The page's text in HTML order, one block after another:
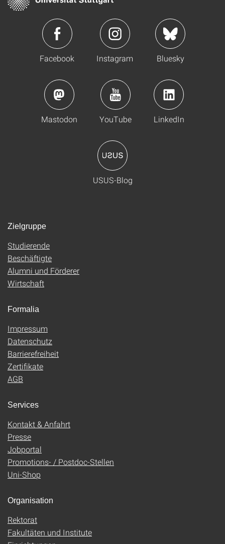
Facebook Instagram Bluesky
Mastodon YouTube LinkedIn
USUS-Blog
Zielgruppe
Studierende
Beschäftigte
Alumni und Förderer
Wirtschaft
Formalia
Impressum
Datenschutz
Barrierefreiheit
Zertifikate
AGB
Services
Kontakt & Anfahrt
Presse
Jobportal
Promotions- / Postdoc-Stellen
Uni-Shop
Organisation
Rektorat
Fakultäten und Institute